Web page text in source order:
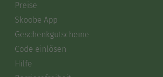
Preise
Skoobe App
Geschenkgutscheine
Code einlösen
Hilfe